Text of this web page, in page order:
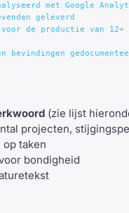
met Google
geleverd
voor de productie van
bevindingen
(zie lijst
projecten,
op taken
bondigheid